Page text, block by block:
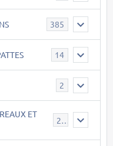
385
14
2
ET